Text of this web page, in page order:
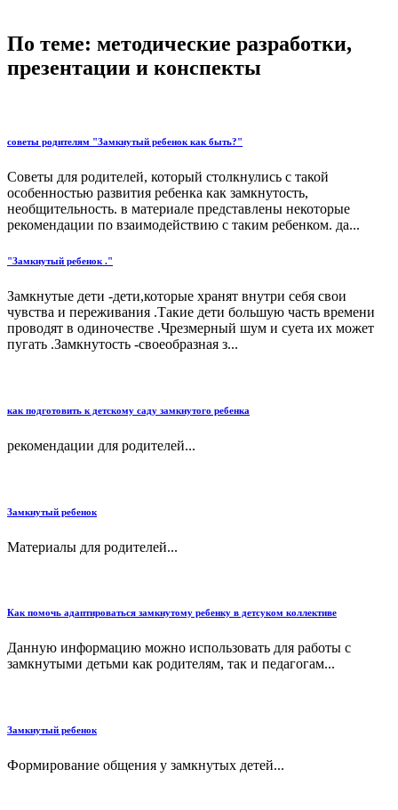
По теме: методические разработки,
презентации и конспекты
советы родителям "Замкнутый ребенок как быть?"
Советы для родителей, который столкнулись с такой
особенностью развития ребенка как замкнутость,
необщительность. в материале представлены некоторые
рекомендации по взаимодействию с таким ребенком. да...
"Замкнутый ребенок ."
Замкнутые дети -дети,которые хранят внутри себя свои
чувства и переживания .Такие дети большую часть времени
проводят в одиночестве .Чрезмерный шум и суета их может
пугать .Замкнутость -своеобразная з...
как подготовить к детскому саду замкнутого ребенка
рекомендации для родителей...
Замкнутый ребенок
Материалы для родителей...
Как помочь адаптироваться замкнутому ребенку в детсуком коллективе
Данную информацию можно использовать для работы с
замкнутыми детьми как родителям, так и педагогам...
Замкнутый ребенок
Формирование общения у замкнутых детей...